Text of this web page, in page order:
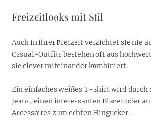
Freizeitlooks mit Stil
Auch in ihrer Freizeit verzichtet sie nie
Casual-Outfits bestehen oft aus
sie clever miteinander kombiniert.
Ein einfaches weißes T-Shirt wird durch
Jeans, einen interessanten Blazer oder
Accessoires zum echten Hingucker.